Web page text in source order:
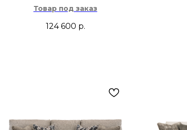
Товар под заказ
124 600 р.